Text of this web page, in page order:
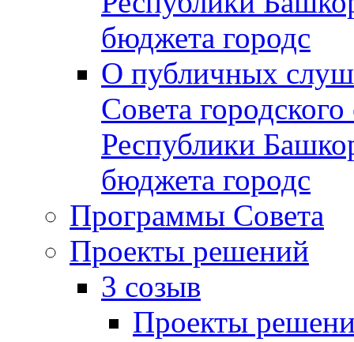
бюджета городс
О публичных
Совета
Республики
бюджета городс
Программы Совета
Проекты решений
3 созыв
Проекты